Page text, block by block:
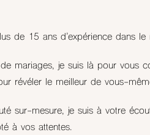
de 15 ans d’expérience dans
mariages, je suis là pour vous
révéler le meilleur de vous-
sur-mesure, je suis à votre
à vos attentes.